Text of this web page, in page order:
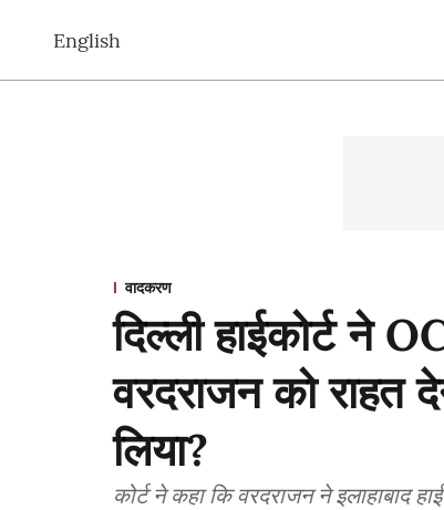
English
वादकरण
दिल्ली हाईकोर्ट ने
वरदराजन को राहत
लिया?
कोर्ट ने कहा कि वरदराजन ने इलाहाबाद